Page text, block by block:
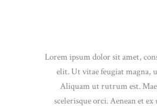
Lorem ipsum dolor sit amet,
elit. Ut vitae feugiat magna,
Aliquam ut rutrum est.
scelerisque orci. Aenean et